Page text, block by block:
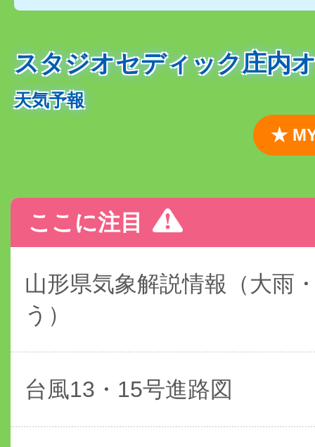
スタジオセディック庄内
天気予報
★
ここに注目
山形県気象解説情報（大雨
う）
台風13・15号進路図